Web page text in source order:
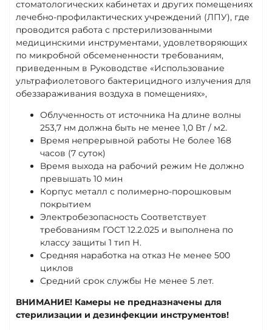
стоматологических кабинетах и других помещениях
лечебно-профилактических учреждений (ЛПУ), где
проводится работа с прстерилизованными
медицинскими инструментами, удовлетворяющих
по микробной обсемененности требованиям,
приведенным в Руководстве «Использование
ультрафиолетового бактерицидного излучения для
обеззараживания воздуха в помещениях»,
Облученность от источника На длине волны
253,7 нм должна быть не менее 1,0 Вт / м2.
Время непрерывной работы Не более 168
часов (7 суток)
Время выхода на рабочий режим Не должно
превышать 10 мин
Корпус металл с полимерно-порошковым
покрытием
Электробезопасность Соответствует
требованиям ГОСТ 12.2.025 и выполнена по
классу защиты 1 тип Н.
Средняя наработка на отказ Не менее 500
циклов
Средний срок службы Не менее 5 лет.
ВНИМАНИЕ! Камеры не предназначены для
стерилизации и дезинфекции инструментов!